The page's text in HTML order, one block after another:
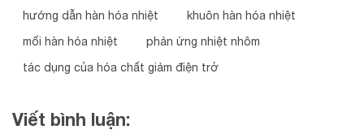
hướng dẫn hàn hóa nhiệt
khuôn hàn hóa nhiệt
mối hàn hóa nhiệt
phản ứng nhiệt nhôm
tác dụng của hóa chất giảm điện trở
Viết bình luận: